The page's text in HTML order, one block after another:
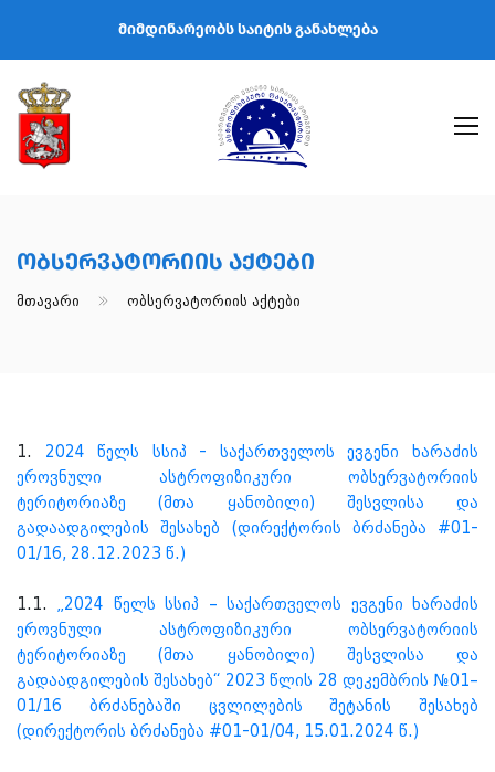
მიმდინარეობს საიტის განახლება
Ობსერვატორიის Აქტები
Მთავარი Ობსერვატორიის Აქტები
1. 2024 წელს სსიპ - საქართველოს ევგენი ხარაძის
ეროვნული ასტროფიზიკური ობსერვატორიის
ტერიტორიაზე (მთა ყანობილი) შესვლისა და
გადაადგილების შესახებ (დირექტორის ბრძანება #01-
01/16, 28.12.2023 წ.)
1.1. „2024 წელს სსიპ – საქართველოს ევგენი ხარაძის
ეროვნული ასტროფიზიკური ობსერვატორიის
ტერიტორიაზე (მთა ყანობილი) შესვლისა და
გადაადგილების შესახებ“ 2023 წლის 28 დეკემბრის №01–
01/16 ბრძანებაში ცვლილების შეტანის შესახებ
(დირექტორის ბრძანება #01-01/04, 15.01.2024 წ.)